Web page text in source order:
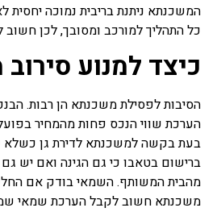
המשכנתא ניתנת בריבית נמוכה
כל התהליך למורכב ומסובך, לכן
כיצד למנוע
הסיבות לפסילת משכנתא הן רבות.
הערכת שווי הנכס פחות מהמחיר
בעת בקשה למשכנתא לדירת גן כשלא
ברישום בטאבו כי גם הגינה ואם יש
מהבית המשותף. השמאי בודק אם
משכנתא חשוב לקבל הערכת שמאי